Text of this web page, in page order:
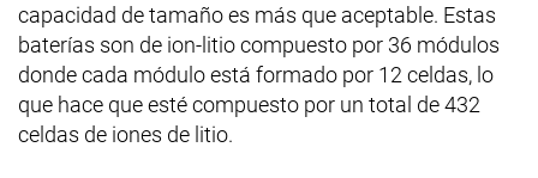
capacidad de tamaño es más que aceptable. Estas
baterías son de ion-litio compuesto por 36 módulos
donde cada módulo está formado por 12 celdas, lo
que hace que esté compuesto por un total de 432
celdas de iones de litio.